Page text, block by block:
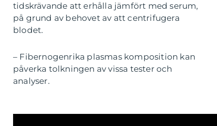
tidskrävande att erhålla jämfört med serum,
på grund av behovet av att centrifugera
blodet.
– Fibernogenrika plasmas komposition kan
påverka tolkningen av vissa tester och
analyser.